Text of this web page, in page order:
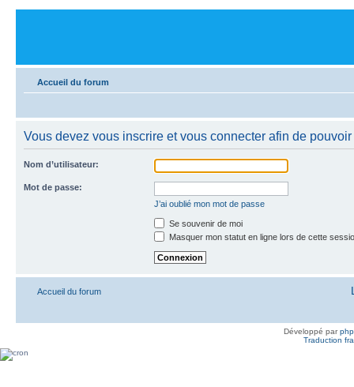
Accueil du forum
Vous devez vous inscrire et vous connecter afin de
Nom d’utilisateur:
Mot de passe:
J’ai oublié mon mot de passe
Se souvenir de moi
Masquer mon statut en ligne lors de cette
Accueil du forum
Développé par
Traduction